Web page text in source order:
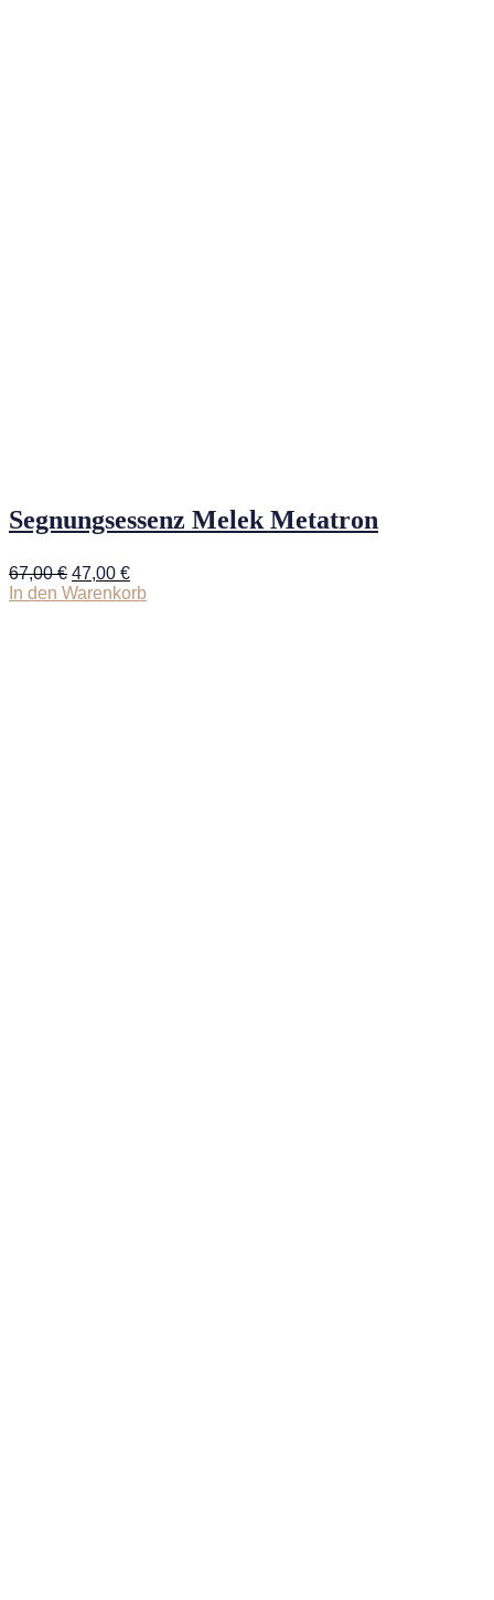
Segnungsessenz Melek Metatron
67,00€ Ursprünglicher
Preis
47,00 €Aktueller
Preis
In den Warenkorb